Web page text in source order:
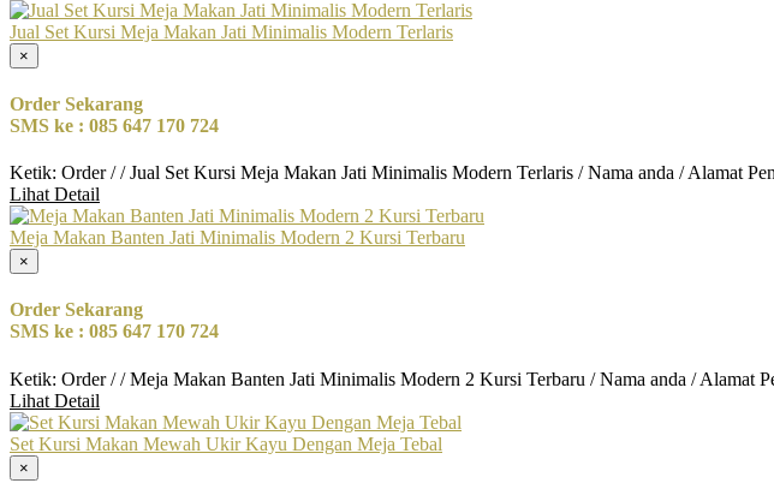
Jual Set Kursi Meja Makan Jati Minimalis Modern Terlaris
×
Order Sekarang
SMS ke : 085 647 170 724
Ketik: Order / / Jual Set Kursi Meja Makan Jati Minimalis Modern Terlaris / Nama anda / Alamat
Lihat Detail
Meja Makan Banten Jati Minimalis Modern 2 Kursi Terbaru
×
Order Sekarang
SMS ke : 085 647 170 724
Ketik: Order / / Meja Makan Banten Jati Minimalis Modern 2 Kursi Terbaru / Nama anda / Alamat
Lihat Detail
Set Kursi Makan Mewah Ukir Kayu Dengan Meja Tebal
×